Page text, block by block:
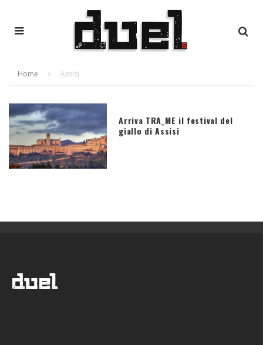
Home Assisi
Arriva TRA_ME il festival del
giallo di Assisi